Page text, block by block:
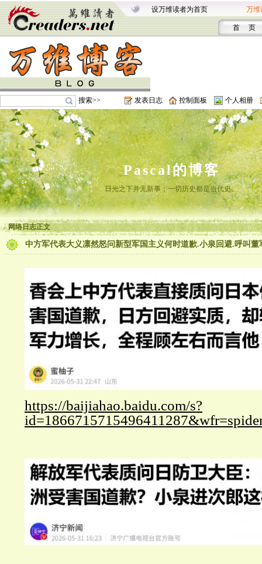
设万维读者为首页 万维
首 页
搜索>> 发表日志 控制面板 个人相册
Pascal的博客
日光之下并无新事；一切历史都是当代史。
网络日志正文
中方军代表大义凛然怒问新型军国主义何时道歉.小泉回避.呼叫董
https://baijiahao.baidu.com/s?